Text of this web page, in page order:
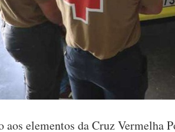
elementos da Cruz Vermelha